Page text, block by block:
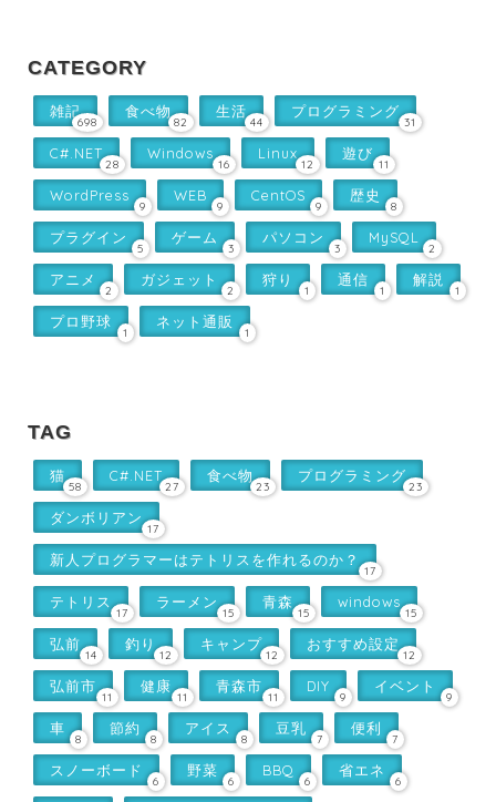
CATEGORY
雑記
698
食べ物
82
生活
44
プログラミング
31
C#.NET
28
Windows
16
Linux
12
遊び
11
WordPress
9
WEB
9
CentOS
9
歴史
8
プラグイン
5
ゲーム
3
パソコン
3
MySQL
2
アニメ
2
ガジェット
2
狩り
1
通信
1
解説
1
プロ野球
1
ネット通販
1
TAG
猫
58
C#.NET
27
食べ物
23
プログラミング
23
ダンボリアン
17
新人プログラマーはテトリスを作れるのか？
17
テトリス
17
ラーメン
15
青森
15
windows
15
弘前
14
釣り
12
キャンプ
12
おすすめ設定
12
弘前市
11
健康
11
青森市
11
DIY
9
イベント
9
車
8
節約
8
アイス
8
豆乳
7
便利
7
スノーボード
6
野菜
6
BBQ
6
省エネ
6